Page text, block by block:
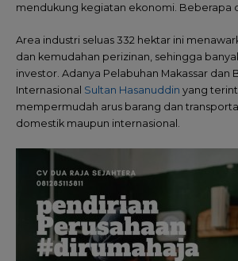
mendukung kegiatan ekonomi. Beberapa
Area industri seluas 332 hektar ini
dan kemudahan perizinan, sehingga
investor. Adanya Pelabuhan Makassar dan
Internasional Sultan Hasanuddin yang
mempermudah arus barang dan
domestik maupun internasional.